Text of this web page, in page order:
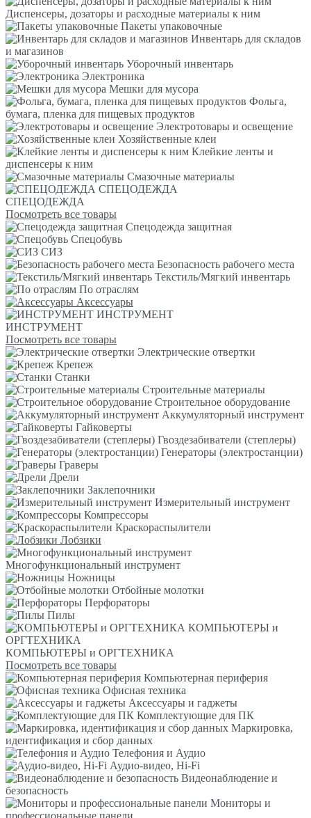
Диспенсеры, дозаторы и расходные материалы к ним
Пакеты упаковочные
Инвентарь для складов
и магазинов
Уборочный инвентарь
Электроника
Мешки для мусора
Фольга,
бумага, пленка для пищевых продуктов
Электротовары и освещение
Хозяйственные клеи
Клейкие ленты и
диспенсеры к ним
Смазочные материалы
СПЕЦОДЕЖДА
СПЕЦОДЕЖДА
Посмотреть все товары
Спецодежда защитная
Спецобувь
СИЗ
Безопасность рабочего места
Текстиль/Мягкий инвентарь
По отраслям
Аксессуары
ИНСТРУМЕНТ
ИНСТРУМЕНТ
Посмотреть все товары
Электрические отвертки
Крепеж
Станки
Строительные материалы
Строительное оборудование
Аккумуляторный инструмент
Гайковерты
Гвоздезабиватели (степлеры)
Генераторы (электростанции)
Граверы
Дрели
Заклепочники
Измерительный инструмент
Компрессоры
Краскораспылители
Лобзики
Многофункциональный инструмент
Ножницы
Отбойные молотки
Перфораторы
Пилы
КОМПЬЮТЕРЫ и
ОРГТЕХНИКА
КОМПЬЮТЕРЫ и ОРГТЕХНИКА
Посмотреть все товары
Компьютерная периферия
Офисная техника
Аксессуары и гаджеты
Комплектующие для ПК
Маркировка,
идентификация и сбор данных
Телефония и Аудио
Аудио-видео, Hi-Fi
Видеонаблюдение и
безопасность
Мониторы и
профессиональные панели